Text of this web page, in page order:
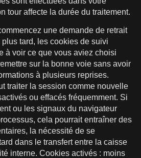
tour affecte la durée du traitement.
une demande de retrait
tard, les cookies de suivi
à voir ce que vous aviez choisi
sur la bonne voie sans avoir
à plusieurs reprises.
traiter la session comme nouvelle
ou effacés fréquemment. Si
ou les signaux du navigateur
cela pourrait entraîner des
la nécessité de se
dans le transfert entre la caisse
interne. Cookies activés : moins